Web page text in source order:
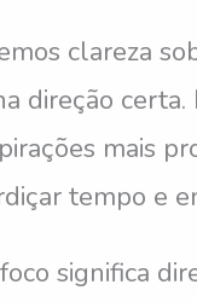
clareza
direção
mais
tempo e
significa